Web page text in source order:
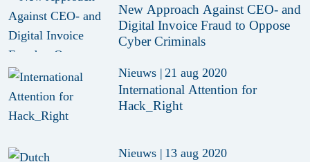
New Approach Against CEO- and
Digital Invoice Fraud to Oppose
Cyber Criminals
Nieuws | 21 aug 2020
International Attention for
Hack_Right
Nieuws | 13 aug 2020